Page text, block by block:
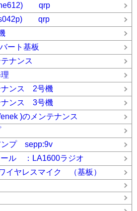
(ne612) qrp
(s042p) qrp
ート基板
ナンス
ナンス 2号機
ナンス 3号機
)のメンテナンス
プ sepp:9v
ル ：LA1600ラジオ
イヤレスマイク （基板）